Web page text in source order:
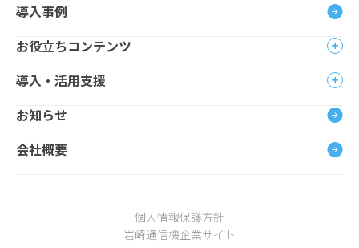
導入事例
お役立ちコンテンツ
導入・活用支援
お知らせ
会社概要
個人情報保護方針
岩崎通信機企業サイト